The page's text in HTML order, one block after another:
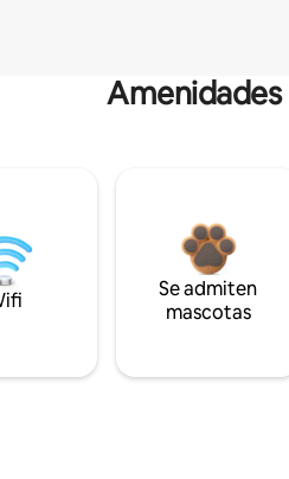
Amenidades
Se admiten
mascotas